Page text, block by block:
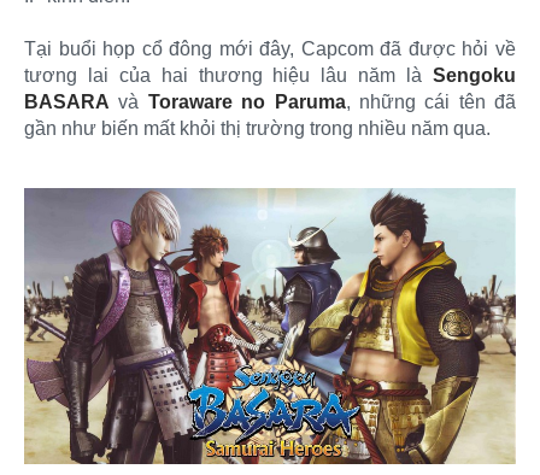
Tại buổi họp cổ đông mới đây, Capcom đã được hỏi về
tương lai của hai thương hiệu lâu năm là Sengoku
BASARA và Toraware no Paruma, những cái tên đã
gần như biến mất khỏi thị trường trong nhiều năm qua.